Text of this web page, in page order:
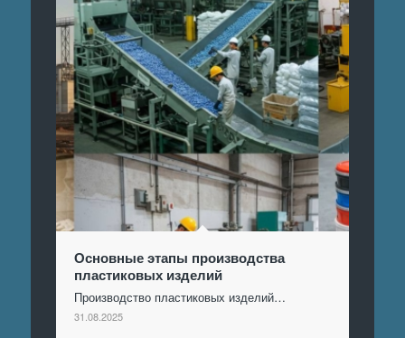
Основные этапы производства
пластиковых изделий
Производство пластиковых изделий…
31.08.2025